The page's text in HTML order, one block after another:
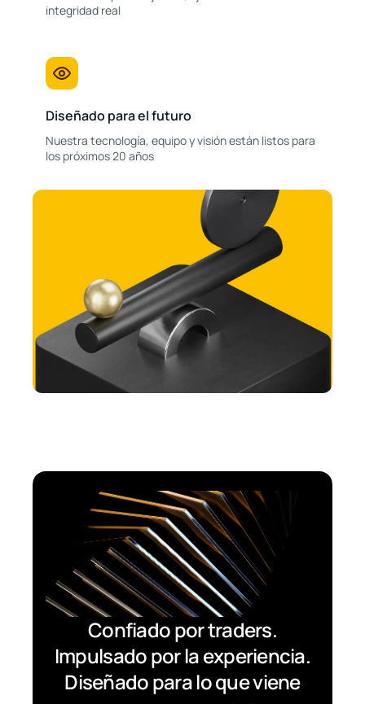
integridad real
Diseñado para el futuro
Nuestra tecnología, equipo y visión están listos para
los próximos 20 años
Confiado por traders.
Impulsado por la experiencia.
Diseñado para lo que viene